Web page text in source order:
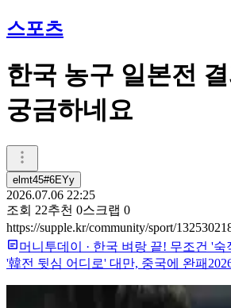
스포츠
한국 농구 일본전
궁금하네요
elmt45#6EYy
2026.07.06 22:25
조회 22추천 0스크랩 0
https://supple.kr/community/sport/
머니투데이 · 한국 벼랑 끝! 무조건 '숙
'韓전 뒷심 어디로' 대만, 중국에 완패